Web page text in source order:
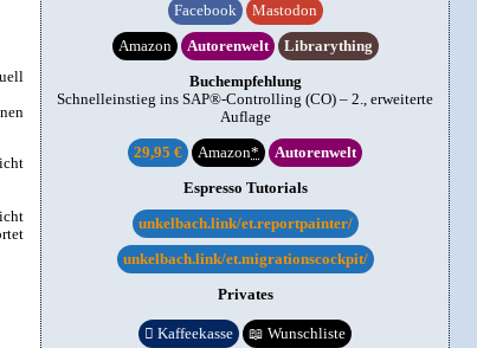
Facebook Mastodon
Amazon Autorenwelt Librarything
Buchempfehlung
Schnelleinstieg ins SAP®-Controlling (CO) – 2., erweiterte
Auflage
29,95 € Amazon* Autorenwelt
Espresso Tutorials
unkelbach.link/et.reportpainter/
unkelbach.link/et.migrationscockpit/
Privates
 Kaffeekasse 📖 Wunschliste